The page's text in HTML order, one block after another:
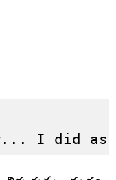
I did as